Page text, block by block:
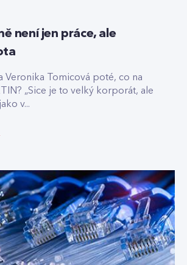
není jen práce, ale
Veronika Tomicová poté, co na
„Sice je to velký korporát, ale
v...